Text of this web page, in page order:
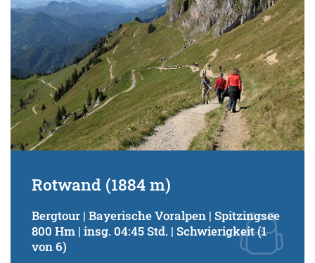
Rotwand (1884 m)
Bergtour | Bayerische Voralpen | Spitzingsee
800 Hm | insg. 04:45 Std. | Schwierigkeit (1
von 6)